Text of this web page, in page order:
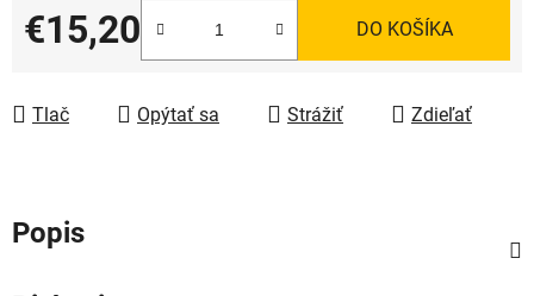
€15,20
Jednotková cena:
DO KOŠÍKA
Tlač Opýtať sa Strážiť Zdieľať
Popis